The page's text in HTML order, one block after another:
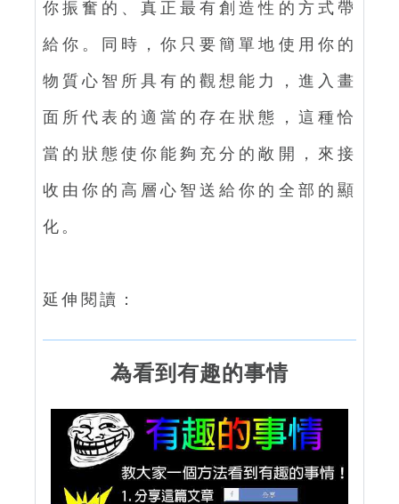
你振奮的、真正最有創造性的方式帶
給你。同時，你只要簡單地使用你的
物質心智所具有的觀想能力，進入畫
面所代表的適當的存在狀態，這種恰
當的狀態使你能夠充分的敞開，來接
收由你的高層心智送給你的全部的顯
化。
延伸閱讀：
為看到有趣的事情